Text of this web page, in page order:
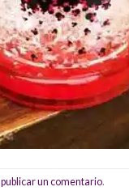
publicar un comentario.